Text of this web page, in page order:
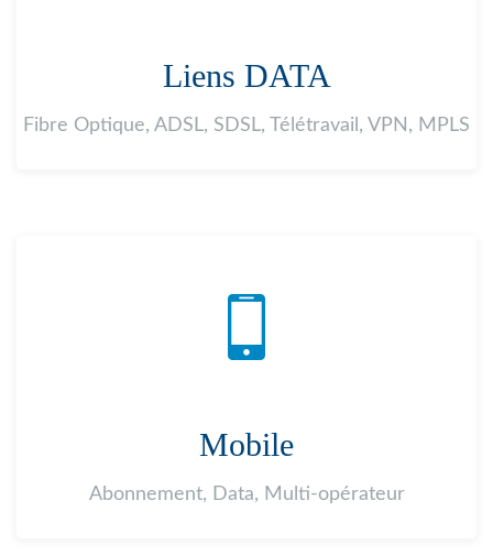
Liens DATA
Fibre Optique, ADSL, SDSL, Télétravail, VPN, MPLS
Mobile
Abonnement, Data, Multi-opérateur